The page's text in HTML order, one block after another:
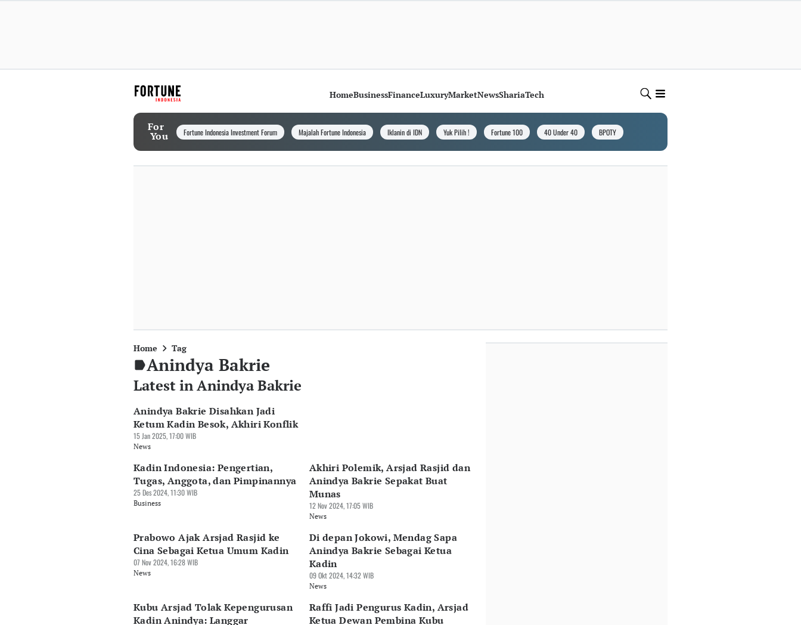
HomeBusinessFinanceLuxuryMarketNewsShariaTech
For
You Fortune Indonesia Investment Forum Majalah Fortune Indonesia Iklanin di IDN Yuk Pilih ! Fortune 100 40 Under 40 BPOTY
Home Tag
Anindya Bakrie
Latest in Anindya Bakrie
Anindya Bakrie Disahkan Jadi
Ketum Kadin Besok, Akhiri Konflik
15 Jan 2025, 17:00 WIB
News
Kadin Indonesia: Pengertian,
Tugas, Anggota, dan Pimpinannya
25 Des 2024, 11:30 WIB
Business
Akhiri Polemik, Arsjad Rasjid dan
Anindya Bakrie Sepakat Buat
Munas
12 Nov 2024, 17:05 WIB
News
Prabowo Ajak Arsjad Rasjid ke
Cina Sebagai Ketua Umum Kadin
07 Nov 2024, 16:28 WIB
News
Di depan Jokowi, Mendag Sapa
Anindya Bakrie Sebagai Ketua
Kadin
09 Okt 2024, 14:32 WIB
News
Kubu Arsjad Tolak Kepengurusan
Kadin Anindya: Langgar
Raffi Jadi Pengurus Kadin, Arsjad
Ketua Dewan Pembina Kubu